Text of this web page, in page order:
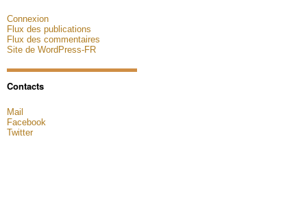
Connexion
Flux des publications
Flux des commentaires
Site de WordPress-FR
Contacts
Mail
Facebook
Twitter